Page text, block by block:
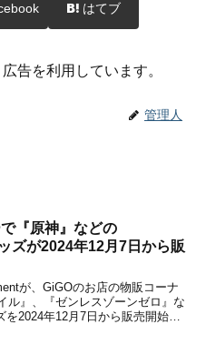
はてブ
告を利用しています。
管理人
『原神』などの
ズが2024年12月7日から販
が、GiGOのお店の物販コーナ
ル』、『ゼンレスゾーンゼロ』な
2024年12月7日から販売開始す